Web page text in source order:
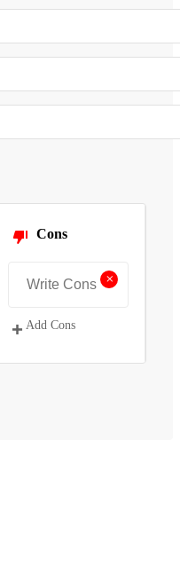
Cons
+
Add Cons